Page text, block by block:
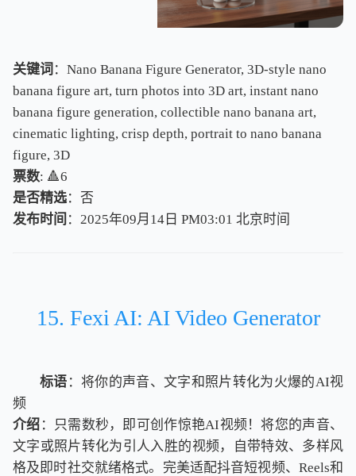
关键词 ：Nano Banana Figure Generator, 3D-style nano
banana figure art, turn photos into 3D art, instant nano
banana figure generation, collectible nano banana art,
cinematic lighting, crisp depth, portrait to nano banana
figure, 3D
票数: 🔺6
是否精选：否
发布时间 ：2025年09月14日 PM03:01 北京时间
北京时间
15. Fexi AI: AI Video Generator
标语 ：将你的声音、文字和照片转化为火爆的AI视
频
介绍 ：只需数秒，即可创作惊艳AI视频！将您的声音、
文字或照片转化为引人入胜的视频，自带特效、多样风
格及即时社交就绪格式。完美适配抖音短视频、Reels和